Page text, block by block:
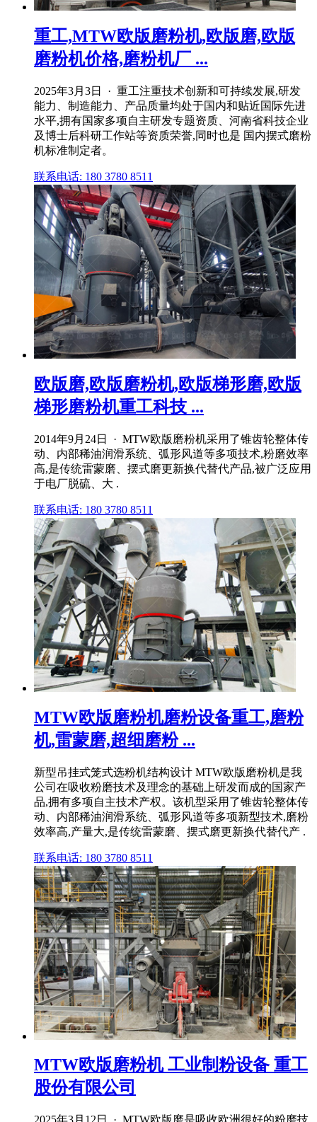
重工,MTW欧版磨粉机,欧版磨,欧版
磨粉机价格,磨粉机厂 ...
2025年3月3日 · 重工注重技术创新和可持续发展,研发
能力、制造能力、产品质量均处于国内和贴近国际先进
水平,拥有国家多项自主研发专题资质、河南省科技企业
及博士后科研工作站等资质荣誉,同时也是 国内摆式磨粉
机标准制定者。
联系电话: 180 3780 8511
欧版磨,欧版磨粉机,欧版梯形磨,欧版
梯形磨粉机重工科技 ...
2014年9月24日 · MTW欧版磨粉机采用了锥齿轮整体传
动、内部稀油润滑系统、弧形风道等多项技术,粉磨效率
高,是传统雷蒙磨、摆式磨更新换代替代产品,被广泛应用
于电厂脱硫、大 .
联系电话: 180 3780 8511
MTW欧版磨粉机磨粉设备重工,磨粉
机,雷蒙磨,超细磨粉 ...
新型吊挂式笼式选粉机结构设计 MTW欧版磨粉机是我
公司在吸收粉磨技术及理念的基础上研发而成的国家产
品,拥有多项自主技术产权。该机型采用了锥齿轮整体传
动、内部稀油润滑系统、弧形风道等多项新型技术,磨粉
效率高,产量大,是传统雷蒙磨、摆式磨更新换代替代产 .
联系电话: 180 3780 8511
MTW欧版磨粉机 工业制粉设备 重工
股份有限公司